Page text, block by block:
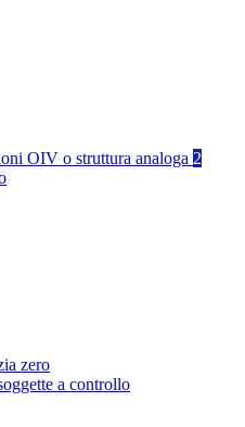
OIV o struttura analoga 2
zero
a controllo